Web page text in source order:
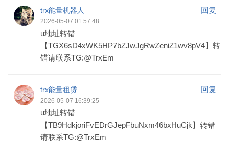
trx能量机器人 回复
2026-05-07 01:57:48
u地址转错
【TGX6sD4xWK5HP7bZJwJgRwZeniZ1wv8pV4】转
错请联系TG:@TrxEm
trx能量租赁 回复
2026-05-07 16:39:25
u地址转错
【TB9HdkjoriFvEDrGJepFbuNxm46bxHuCjk】转错
请联系TG:@TrxEm